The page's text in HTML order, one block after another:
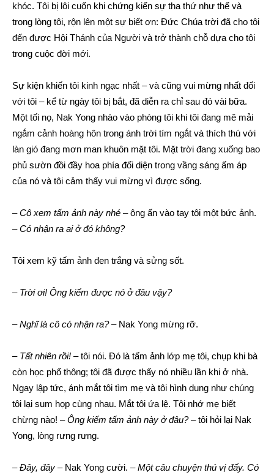
khóc. Tôi bị lôi cuốn khi chứng kiến sự tha thứ như thế và
trong lòng tôi, rộn lên một sự biết ơn: Đức Chúa trời đã cho tôi
đến được Hội Thánh của Người và trở thành chỗ dựa cho tôi
trong cuộc đời mới.
Sự kiện khiến tôi kinh ngạc nhất – và cũng vui mừng nhất đối
với tôi – kể từ ngày tôi bị bắt, đã diễn ra chỉ sau đó vài bữa.
Một tối nọ, Nak Yong nhào vào phòng tôi khi tôi đang mê mải
ngắm cảnh hoàng hôn trong ánh trời tím ngắt và thích thú với
làn gió đang mơn man khuôn mặt tôi. Mặt trời đang xuống bao
phủ sườn đồi đầy hoa phía đối diện trong vầng sáng ấm áp
của nó và tôi cảm thấy vui mừng vì được sống.
–Cô xem tấm ảnh này nhé – ông ấn vào tay tôi một bức ảnh.
–Có nhận ra ai ở đó không?
Tôi xem kỹ tấm ảnh đen trắng và sửng sốt.
– Trời ơi! Ông kiếm được nó ở đâu vậy?
–Nghĩ là cô có nhận ra?– Nak Yong mừng rỡ.
– Tất nhiên rồi! – tôi nói. Đó là tấm ảnh lớp mẹ tôi, chụp khi bà
còn học phổ thông; tôi đã được thấy nó nhiều lần khi ở nhà.
Ngay lập tức, ánh mắt tôi tìm mẹ và tôi hình dung như chúng
tôi lại sum họp cùng nhau. Mắt tôi ứa lệ. Tôi nhớ mẹ biết
chừng nào! –Ông kiếm tấm ảnh này ở đâu?– tôi hỏi lại Nak
Yong, lòng rưng rưng.
–Đây, đây – Nak Yong cười. –Một câu chuyện thú vị đấy. Có